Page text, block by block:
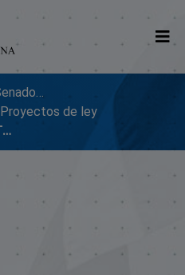
Repositorio Digital SenadoRD
Proyectos de ley
00963 PROY. HUMORISTAS DOMINICANOS